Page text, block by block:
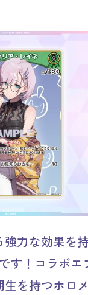
力な効果を
す！コラボ
を持つホロ